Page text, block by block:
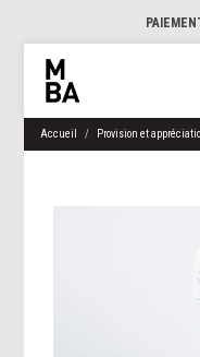
Accueil Provision et